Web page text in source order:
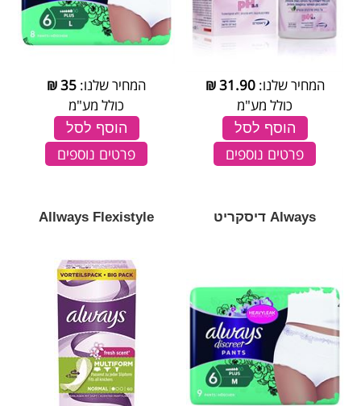
המחיר שלנו:31.90
₪
כולל מע"מ
הוסף לסל
פרטים נוספים
המחיר שלנו: 35
₪
כולל מע"מ
הוסף לסל
פרטים נוספים
Always דיסקריט Allways Flexistyle